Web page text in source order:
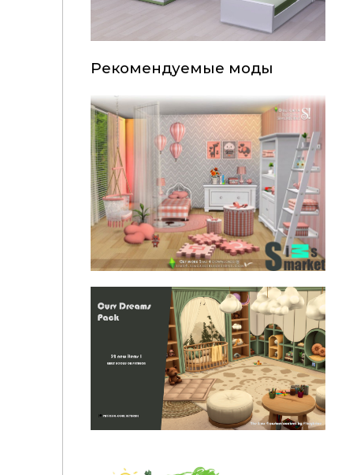
Рекомендуемые моды